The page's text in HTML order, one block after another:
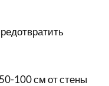
100 см от стены